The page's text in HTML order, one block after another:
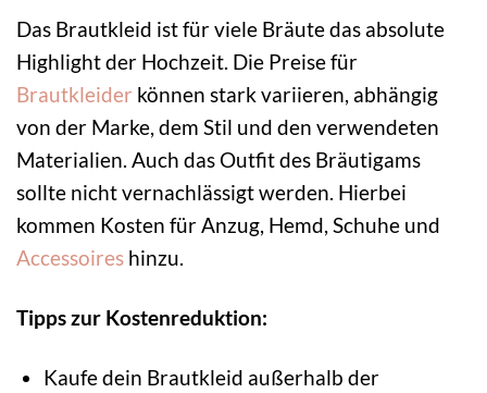
Das Brautkleid ist für viele Bräute das absolute
Highlight der Hochzeit. Die Preise für
Brautkleider können stark variieren, abhängig
von der Marke, dem Stil und den verwendeten
Materialien. Auch das Outfit des Bräutigams
sollte nicht vernachlässigt werden. Hierbei
kommen Kosten für Anzug, Hemd, Schuhe und
Accessoires hinzu.
Tipps zur Kostenreduktion:
Kaufe dein Brautkleid außerhalb der